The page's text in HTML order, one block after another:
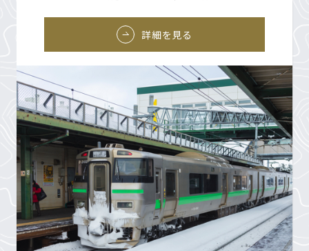
詳細を見る